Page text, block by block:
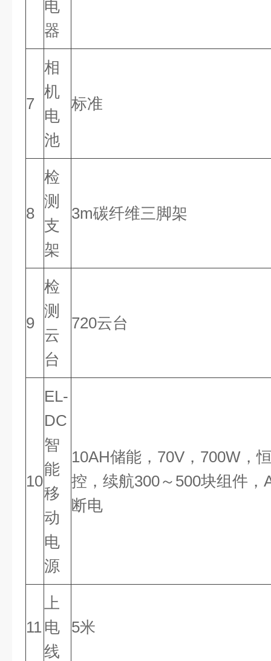
电
器
7
相
机
电
池
标准
8
检
测
支
架
3m碳纤维三脚架
9
检
测
云
台
720云台
10
EL-
DC
智
能
移
动
电
源
10AH储能，70V，700W，
控，续航300～500块组件，
断电
11
上
电
线
5米